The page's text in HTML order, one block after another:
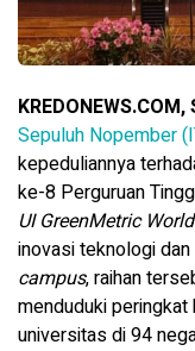
KREDONEWS.COM,
Sepuluh Nopember
kepeduliannya
ke-8 Perguruan
UI GreenMetric
inovasi teknologi
campus, raihan
menduduki
universitas di 94